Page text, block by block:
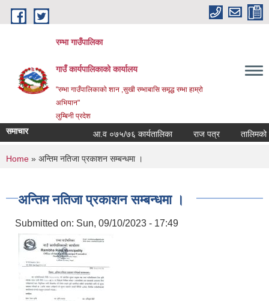
Skip to main content
रम्भा गाउँपालिका
गाउँ कार्यपालिकाको कार्यालय
"रम्भा गाउँपालिकाको शान ,सुखी रम्भाबासि समृद्ध रम्भा हाम्रो
अभियान"
लुम्बिनी प्रदेश
समाचार आ.व ०७५/७६ कार्यतालिका राज पत्र तालिमको
You are here
Home » अन्तिम नतिजा प्रकाशन सम्बन्धमा ।
अन्तिम नतिजा प्रकाशन सम्बन्धमा ।
Submitted on: Sun, 09/10/2023 - 17:49